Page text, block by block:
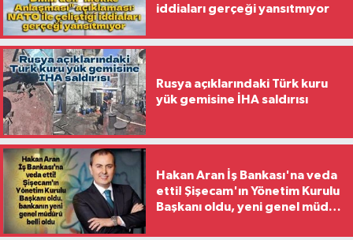
iddiaları gerçeği yansıtmıyor
Rusya açıklarındaki Türk kuru
yük gemisine İHA saldırısı
Hakan Aran İş Bankası'na veda
etti! Şişecam'ın Yönetim Kurulu
Başkanı oldu, yeni genel müdür